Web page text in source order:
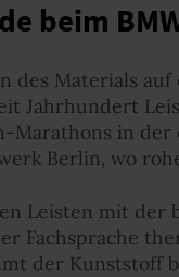
beim
des Materials
Jahrhundert
Marathons in
Berlin, wo
Leisten mit
Fachsprache
der Kunststoff